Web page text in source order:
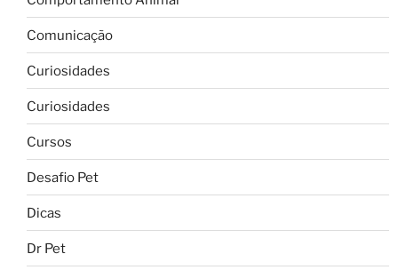
Comunicação
Curiosidades
Curiosidades
Cursos
Desafio Pet
Dicas
Dr Pet